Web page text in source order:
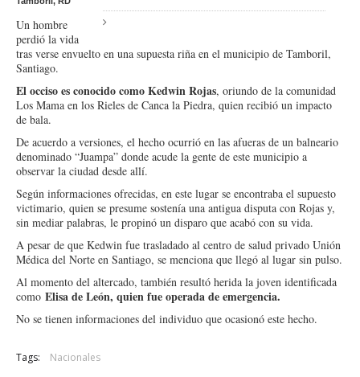
Un hombre
perdió la vida
tras verse envuelto en una supuesta riña en el municipio de Tamboril,
Santiago.
El occiso es conocido como Kedwin Rojas, oriundo de la comunidad
Los Mama en los Rieles de Canca la Piedra, quien recibió un impacto
de bala.
De acuerdo a versiones, el hecho ocurrió en las afueras de un balneario
denominado “Juampa” donde acude la gente de este municipio a
observar la ciudad desde allí.
Según informaciones ofrecidas, en este lugar se encontraba el supuesto
victimario, quien se presume sostenía una antigua disputa con Rojas y,
sin mediar palabras, le propinó un disparo que acabó con su vida.
A pesar de que Kedwin fue trasladado al centro de salud privado Unión
Médica del Norte en Santiago, se menciona que llegó al lugar sin pulso.
Al momento del altercado, también resultó herida la joven identificada
como Elisa de León, quien fue operada de emergencia.
No se tienen informaciones del individuo que ocasionó este hecho.
Tags: Nacionales